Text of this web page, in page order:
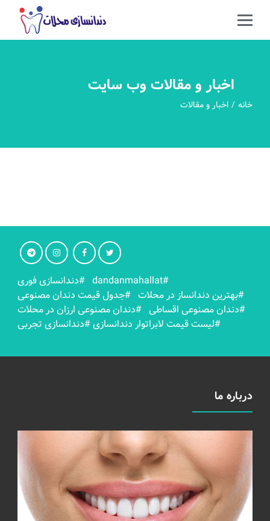
اخبار و مقالات وب سایت
خانه اخبار و مقالات
#dandanmahallat
#دندانسازی فوری
#بهترين دندانساز در محلات #جدول قیمت دندان مصنوعی
#دندان مصنوعی اقساطی #دندان مصنوعی ارزان در محلات
#لیست قیمت لابراتوار دندانسازی#دندانسازی تجربی
درباره ما